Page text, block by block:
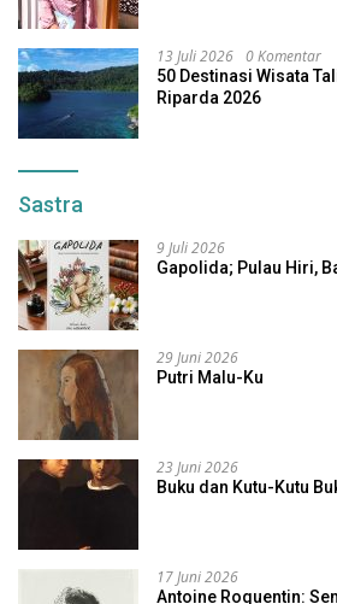
13 Juli 2026 0 Komentar
50 Destinasi Wisata
Riparda 2026
Sastra
9 Juli 2026
Gapolida; Pulau Hiri,
29 Juni 2026
Putri Malu-Ku
23 Juni 2026
Buku dan Kutu-Kutu
17 Juni 2026
Antoine Roquentin: